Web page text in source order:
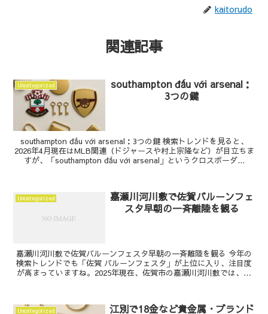
kaitorudo
関連記事
Uncategorized
southampton đấu với arsenal：
3つの鍵
southampton đấu với arsenal：3つの鍵 検索トレンドを見ると、
2026年4月現在はMLB関連（ドジャースや村上宗隆など）が目立ちま
すが、「southampton đấu với arsenal」というクロスボーダ...
Uncategorized
嘉瀬川河川敷で佐賀バルーンフェ
スタ早朝の一斉離陸を観る
嘉瀬川河川敷で佐賀バルーンフェスタ早朝の一斉離陸を観る 今年の
検索トレンドでも「佐賀 バルーンフェスタ」が上位に入り、注目度
が高まっていますね。2025年現在、佐賀市の嘉瀬川河川敷では、早
Uncategorized 江別で18金など貴金属・ブランド